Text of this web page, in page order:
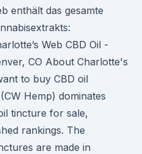
enthält das gesamte
Web CBD Oil -
CO About Charlotte's
to buy CBD oil
Hemp) dominates
tincture for sale,
rankings. The
are made in